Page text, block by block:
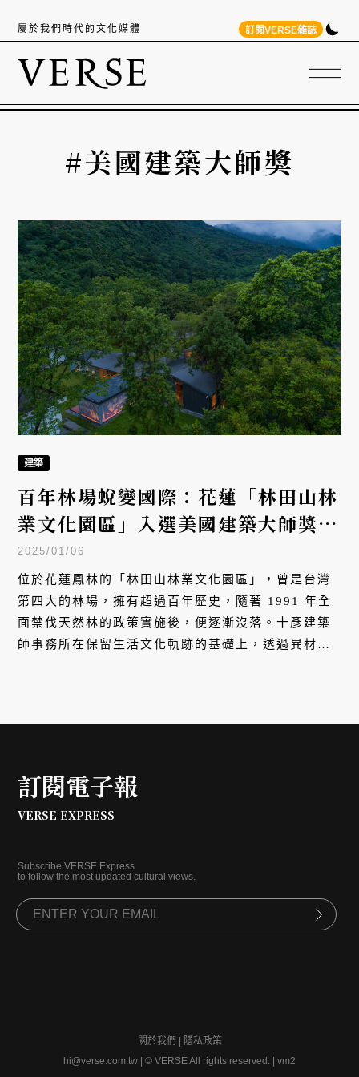
屬於我們時代的文化媒體 訂閱VERSE雜誌
#美國建築大師獎
建築
百年林場蛻變國際：花蓮「林田山林
業文化園區」入選美國建築大師獎，
見證台灣林業新生
2025/01/06
位於花蓮鳳林的「林田山林業文化園區」，曾是台灣
第四大的林場，擁有超過百年歷史，隨著 1991 年全
面禁伐天然林的政策實施後，便逐漸沒落。十彥建築
師事務所在保留生活文化軌跡的基礎上，透過異材質
訂閱電子報
VERSE EXPRESS
Subscribe VERSE Express
to follow the most updated cultural views.
關於我們
隱私政策
hi@verse.com.tw
© VERSE All rights reserved. | vm2